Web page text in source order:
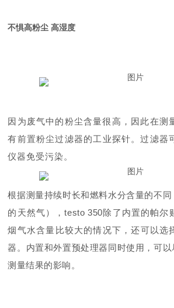
不惧高粉尘 高湿度
因为废气中的粉尘含量很高，因此在测
有前置粉尘过滤器的工业探针。过滤器
仪器免受污染。
根据测量持续时长和燃料水分含量的不
的天然气），testo 350除了内置的帕尔
烟气水含量比较大的情况下，还可以选
器。内置和外置预处理器同时使用，可
测量结果的影响。